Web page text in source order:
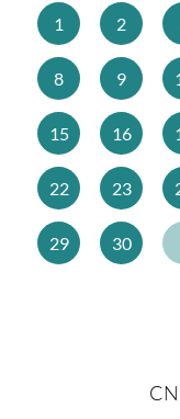
1
2
8 9
15 16
22 23
29 30